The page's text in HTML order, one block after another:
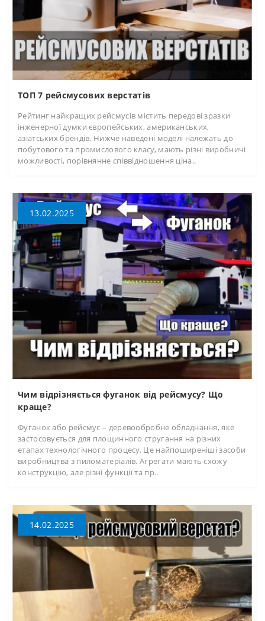
ТОП 7 рейсмусових верстатів
Рейтинг найкращих рейсмусів містить передові зразки
інженерної думки європейських, американських,
азіатських брендів. Нижче наведені моделі належать до
побутового та промислового класу, мають різні виробничі
можливості, порівнянне співвідношення ціна..
13.02.2025
Чим відрізняється фуганок від рейсмусу? Що
краще?
Фуганок або рейсмус – деревообробне обладнання, яке
застосовується для площинного стругання на різних
етапах технологічного процесу. Це найпоширеніші засоби
виробництва з пиломатеріалів. Агрегати мають схожу
конструкцію, але різні функції та пр..
14.02.2025